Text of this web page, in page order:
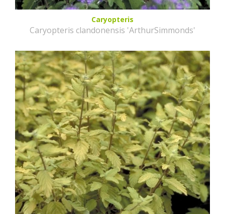
Caryopteris
Caryopteris clandonensis 'ArthurSimmonds'